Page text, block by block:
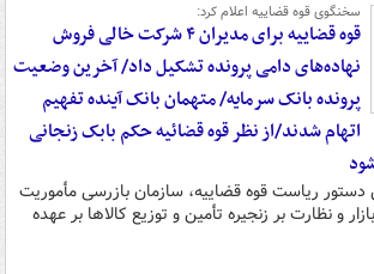
سخنگوی قوه قضاییه اعلام کرد:
قوه قضاییه برای مدیران ۴ شرکت خالی فروش
نهاده‌های دامی پرونده تشکیل داد/ آخرین وضعیت
پرونده بانک سرمایه/ متهمان بانک آینده تفهیم
اتهام شدند/از نظر قوه قضائیه حکم بابک زنجانی
ریاست قوه قضاییه، سازمان بازرسی مأموریت
و نظارت بر زنجیره تأمین و توزیع کالاها بر عهده